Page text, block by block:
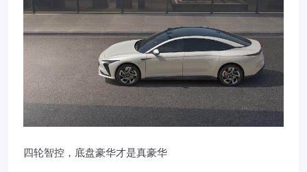
四轮智控，底盘豪华才是真豪华